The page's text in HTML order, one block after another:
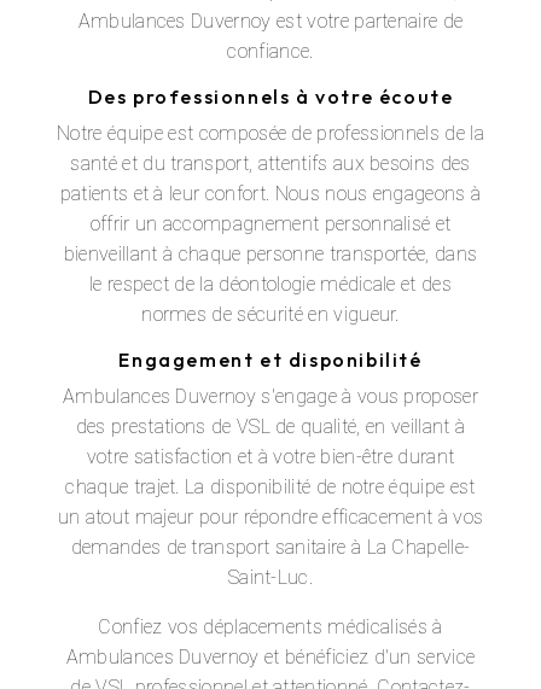
Ambulances Duvernoy est votre partenaire de
confiance.
Des professionnels à votre écoute
Notre équipe est composée de professionnels de la
santé et du transport, attentifs aux besoins des
patients et à leur confort. Nous nous engageons à
offrir un accompagnement personnalisé et
bienveillant à chaque personne transportée, dans
le respect de la déontologie médicale et des
normes de sécurité en vigueur.
Engagement et disponibilité
Ambulances Duvernoy s'engage à vous proposer
des prestations de VSL de qualité, en veillant à
votre satisfaction et à votre bien-être durant
chaque trajet. La disponibilité de notre équipe est
un atout majeur pour répondre efficacement à vos
demandes de transport sanitaire à La Chapelle-
Saint-Luc.
Confiez vos déplacements médicalisés à
Ambulances Duvernoy et bénéficiez d'un service